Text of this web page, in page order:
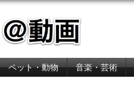
ペット・動物 音楽・芸術